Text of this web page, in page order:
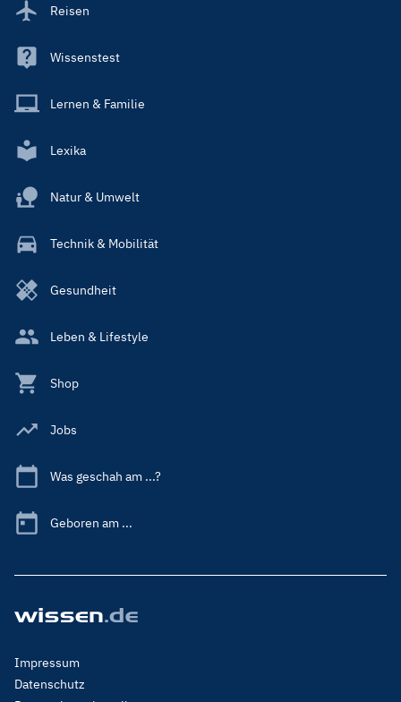
Reisen
Wissenstest
Lernen & Familie
Lexika
Natur & Umwelt
Technik & Mobilität
Gesundheit
Leben & Lifestyle
Shop
Jobs
Was geschah am ...?
Geboren am ...
Footer
Menu
Impressum
Datenschutz